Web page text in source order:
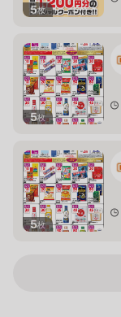
5枚
5枚
5枚